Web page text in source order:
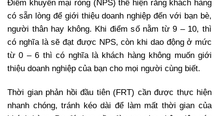
Điểm khuyến mại ròng (NPS) thể hiện rằng khách hàng
có sẵn lòng để giới thiệu doanh nghiệp đến với bạn bè,
người thân hay không. Khi điểm số nằm từ 9 – 10, thì
có nghĩa là sẽ đạt được NPS, còn khi dao động ở mức
từ 0 – 6 thì có nghĩa là khách hàng không muốn giới
thiệu doanh nghiệp của bạn cho mọi người cùng biết.
Thời gian phản hồi đầu tiên (FRT) cần được thực hiện
nhanh chóng, tránh kéo dài để làm mất thời gian của